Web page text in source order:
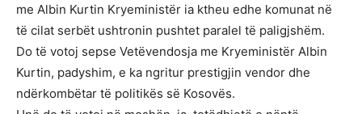
me Albin Kurtin Kryeministër ia ktheu edhe komunat në
të cilat serbët ushtronin pushtet paralel të paligjshëm.
Do të votoj sepse Vetëvendosja me Kryeministër Albin
Kurtin, padyshim, e ka ngritur prestigjin vendor dhe
ndërkombëtar të politikës së Kosovës.